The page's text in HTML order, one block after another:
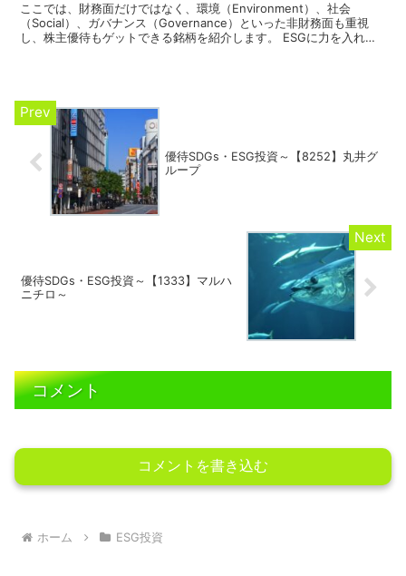
ここでは、財務面だけではなく、環境（Environment）、社会
（Social）、ガバナンス（Governance）といった非財務面も重視
し、株主優待もゲットできる銘柄を紹介します。 ESGに力を入れて
優待SDGs・ESG投資～【8252】丸井グ
ループ
優待SDGs・ESG投資～【1333】マルハ
ニチロ～
コメント
コメントを書き込む
ホーム ESG投資